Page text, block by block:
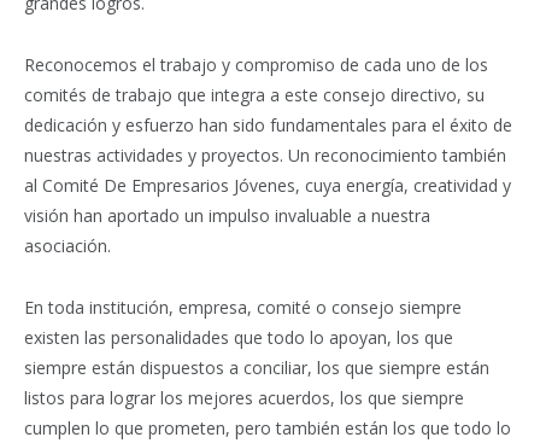
Reconocemos el trabajo y compromiso de cada uno de los
comités de trabajo que integra a este consejo directivo, su
dedicación y esfuerzo han sido fundamentales para el éxito de
nuestras actividades y proyectos. Un reconocimiento también
al Comité De Empresarios Jóvenes, cuya energía, creatividad y
visión han aportado un impulso invaluable a nuestra
asociación.
En toda institución, empresa, comité o consejo siempre
existen las personalidades que todo lo apoyan, los que
siempre están dispuestos a conciliar, los que siempre están
listos para lograr los mejores acuerdos, los que siempre
cumplen lo que prometen, pero también están los que todo lo